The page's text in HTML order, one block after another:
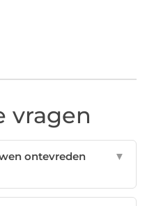
vragen
ontevreden
▼